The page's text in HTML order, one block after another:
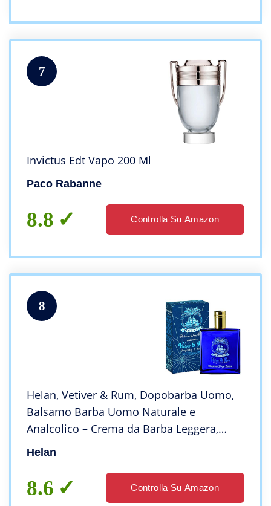
7
Invictus Edt Vapo 200 Ml
Paco Rabanne
8.8 Controlla Su Amazon
8
Helan, Vetiver & Rum, Dopobarba Uomo,
Balsamo Barba Uomo Naturale e
Analcolico – Crema da Barba Leggera,
Emolliente e Lenitiva contro Irritazioni –
Made in Italy
Helan
8.6 Controlla Su Amazon